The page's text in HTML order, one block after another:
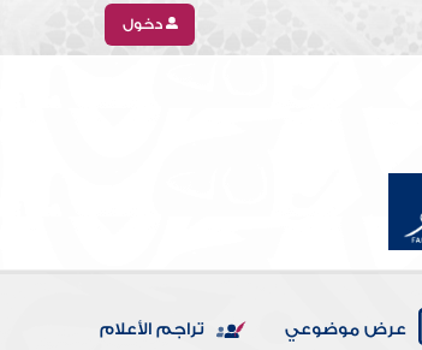
دخول
عرض موضوعي تراجم الأعلام